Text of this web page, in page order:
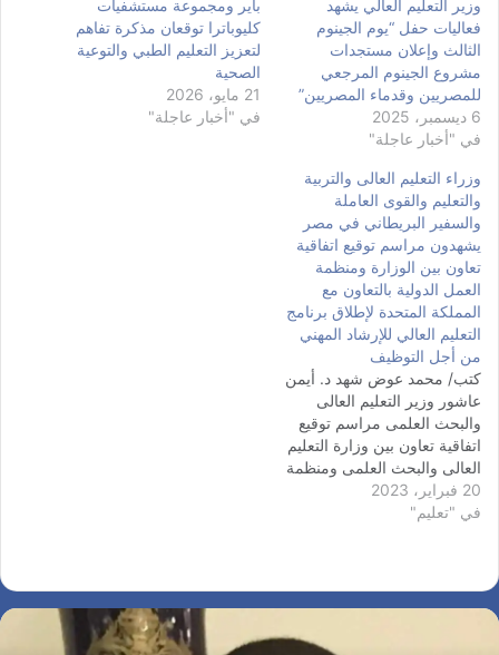
وزير التعليم العالي يشهد
فعاليات حفل “يوم الجينوم
الثالث وإعلان مستجدات
مشروع الجينوم المرجعي
للمصريين وقدماء المصريين”
6 ديسمبر، 2025
في "أخبار عاجلة"
باير ومجموعة مستشفيات
كليوباترا توقعان مذكرة تفاهم
لتعزيز التعليم الطبي والتوعية
الصحية
21 مايو، 2026
في "أخبار عاجلة"
وزراء التعليم العالى والتربية
والتعليم والقوى العاملة
والسفير البريطاني في مصر
يشهدون مراسم توقيع اتفاقية
تعاون بين الوزارة ومنظمة
العمل الدولية بالتعاون مع
المملكة المتحدة لإطلاق برنامج
التعليم العالي للإرشاد المهني
من أجل التوظيف
كتب/ محمد عوض شهد د. أيمن
عاشور وزير التعليم العالى
والبحث العلمى مراسم توقيع
اتفاقية تعاون بين وزارة التعليم
العالى والبحث العلمى ومنظمة
العمل الدولية؛ بهدف إطلاق
برنامج التعليم العالي للإرشاد
20 فبراير، 2023
في "تعليم"